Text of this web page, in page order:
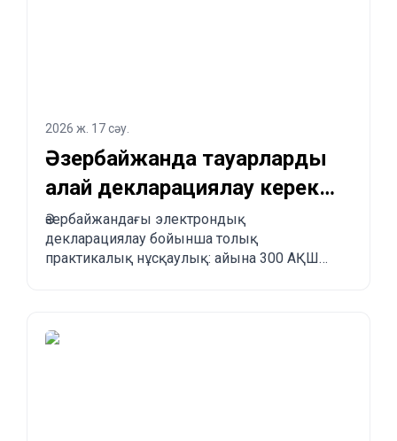
2026 ж. 17 сәу.
Әзербайжанда тауарларды
қалай декларациялау керек
және Қытайдан
Әзербайжанға қалай
Әзербайжандағы электрондық
декларациялау бойынша толық
практикалық нұсқаулық: айына 300 АҚШ
Қытайдан, Түркиядан, АҚШ-тан және басқа